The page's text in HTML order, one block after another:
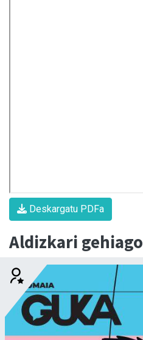
Deskargatu PDFa
Aldizkari gehiago